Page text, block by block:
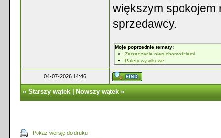
większym spokojem
sprzedawcy.
Moje poprzednie tematy:
Zarządzanie nieruchomościami
Palety wysyłkowe
04-07-2026 14:46
«Starszy wątek|Nowszy wątek»
Pokaż wersję do druku